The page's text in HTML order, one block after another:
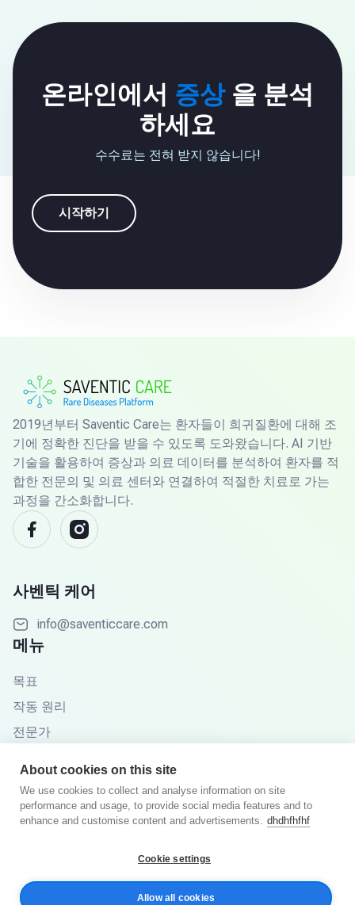
온라인에서 증상을 분석
하세요
수수료는 전혀 받지 않습니다!
시작하기
2019년부터 Saventic Care는 환자들이 희귀질환에 대해 조
기에 정확한 진단을 받을 수 있도록 도와왔습니다. AI 기반
기술을 활용하여 증상과 의료 데이터를 분석하여 환자를 적
합한 전문의 및 의료 센터와 연결하여 적절한 치료로 가는
과정을 간소화합니다.
사벤틱 케어
info@saventiccare.com
메뉴
목표
작동 원리
전문가
지식 기반
자주 묻는 질문
About cookies on this site
We use cookies to collect and analyse information on site
performance and usage, to provide social media features and to
enhance and customise content and advertisements. dhdhfhfhf
Cookie settings
Allow all cookies